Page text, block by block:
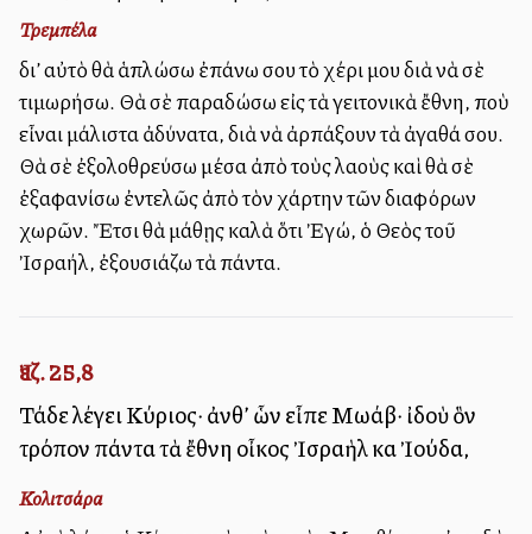
Τρεμπέλα
δι’ αὐτὸ θὰ ἁπλώσω ἐπάνω σου τὸ χέρι μου διὰ νὰ σὲ
τιμωρήσω. Θὰ σὲ παραδώσω εἰς τὰ γειτονικὰ ἔθνη, ποὺ
εἶναι μάλιστα ἀδύνατα, διὰ νὰ ἀρπάξουν τὰ ἀγαθά σου.
Θὰ σὲ ἐξολοθρεύσω μέσα ἀπὸ τοὺς λαοὺς καὶ θὰ σὲ
ἐξαφανίσω ἐντελῶς ἀπὸ τὸν χάρτην τῶν διαφόρων
χωρῶν. Ἔτσι θὰ μάθῃς καλὰ ὅτι Ἐγώ, ὁ Θεὸς τοῦ
Ἰσραήλ, ἐξουσιάζω τὰ πάντα.
Ἰεζ. 25,8
Τάδε λέγει Κύριος· ἀνθ’ ὧν εἶπε Μωάβ· ἰδοὺ ὃν
τρόπον πάντα τὰ ἔθνη οἶκος Ἰσραὴλ καὶ Ἰούδα,
Κολιτσάρα